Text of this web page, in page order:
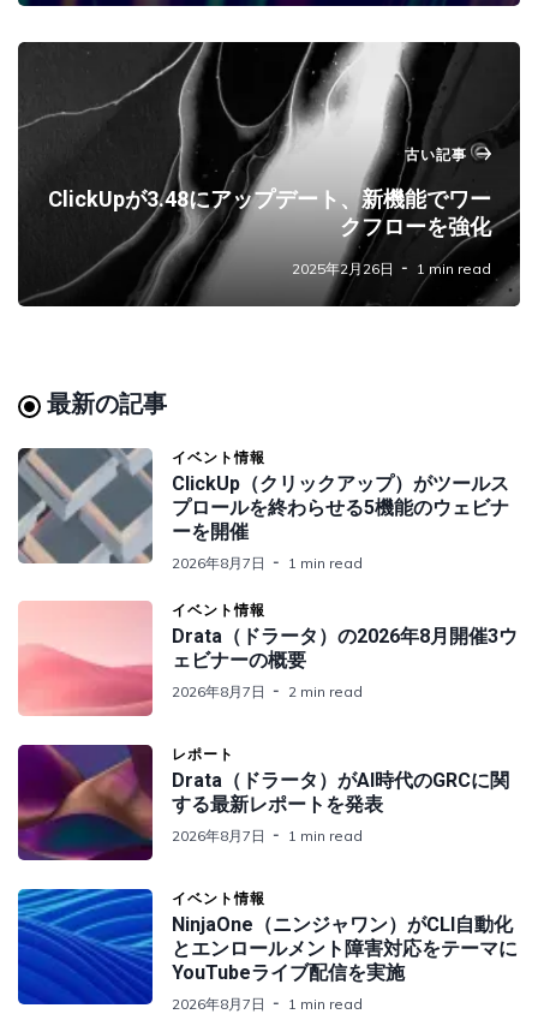
古い記事
ClickUpが3.48にアップデート、新機能でワー
クフローを強化
2025年2月26日 1 min read
最新の記事
イベント情報
ClickUp（クリックアップ）がツールス
プロールを終わらせる5機能のウェビナ
ーを開催
2026年8月7日 1 min read
イベント情報
Drata（ドラータ）の2026年8月開催3ウ
ェビナーの概要
2026年8月7日 2 min read
レポート
Drata（ドラータ）がAI時代のGRCに関
する最新レポートを発表
2026年8月7日 1 min read
イベント情報
NinjaOne（ニンジャワン）がCLI自動化
とエンロールメント障害対応をテーマに
YouTubeライブ配信を実施
2026年8月7日 1 min read